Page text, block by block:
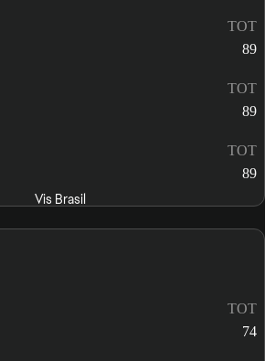
TOT
89
TOT
89
TOT
89
Vis Brasil
TOT
74